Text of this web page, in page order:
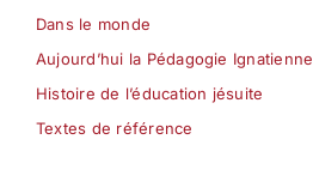
Dans le monde
Aujourd’hui la Pédagogie Ignatienne
Histoire de l’éducation jésuite
Textes de référence